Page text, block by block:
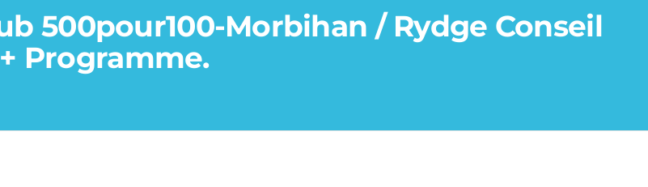
500pour100-Morbihan / Rydge Conseil
+ Programme.